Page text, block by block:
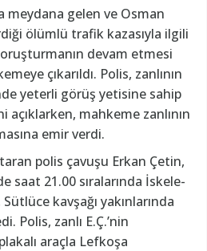
meydana gelen ve Osman
ölümlü trafik kazasıyla ilgili
devam etmesi
çıkarıldı. Polis, zanlının
yeterli görüş yetisine sahip
açıklarken, mahkeme zanlının
emir verdi.
polis çavuşu Erkan Çetin,
saat 21.00 sıralarında İskele-
kavşağı yakınlarında
Polis, zanlı E.Ç.’nin
araçla Lefkoşa